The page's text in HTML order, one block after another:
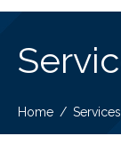
Home Services